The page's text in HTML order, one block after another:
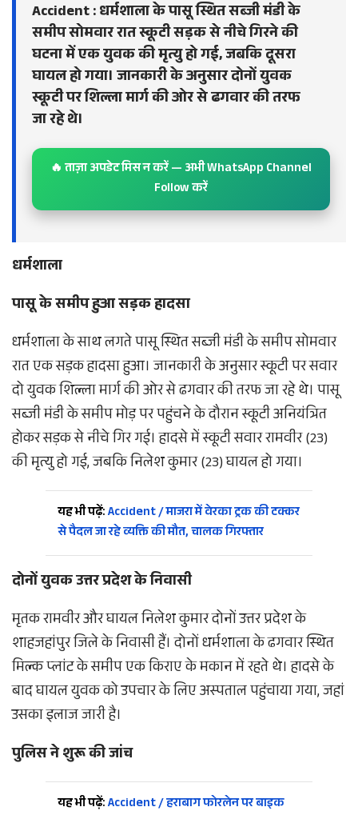
Accident : धर्मशाला के पासू स्थित सब्जी मंडी के
समीप सोमवार रात स्कूटी सड़क से नीचे गिरने की
घटना में एक युवक की मृत्यु हो गई, जबकि दूसरा
घायल हो गया। जानकारी के अनुसार दोनों युवक
स्कूटी पर शिल्ला मार्ग की ओर से ढगवार की तरफ
जा रहे थे।
🔥 ताज़ा अपडेट मिस न करें — अभी WhatsApp Channel
Follow करें
धर्मशाला
पासू के समीप हुआ सड़क हादसा
धर्मशाला के साथ लगते पासू स्थित सब्जी मंडी के समीप सोमवार
रात एक सड़क हादसा हुआ। जानकारी के अनुसार स्कूटी पर सवार
दो युवक शिल्ला मार्ग की ओर से ढगवार की तरफ जा रहे थे। पासू
सब्जी मंडी के समीप मोड़ पर पहुंचने के दौरान स्कूटी अनियंत्रित
होकर सड़क से नीचे गिर गई। हादसे में स्कूटी सवार रामवीर (23)
की मृत्यु हो गई, जबकि निलेश कुमार (23) घायल हो गया।
यह भी पढ़ें:Accident / माजरा में वेरका ट्रक की टक्कर
से पैदल जा रहे व्यक्ति की मौत, चालक गिरफ्तार
दोनों युवक उत्तर प्रदेश के निवासी
मृतक रामवीर और घायल निलेश कुमार दोनों उत्तर प्रदेश के
शाहजहांपुर जिले के निवासी हैं। दोनों धर्मशाला के ढगवार स्थित
मिल्क प्लांट के समीप एक किराए के मकान में रहते थे। हादसे के
बाद घायल युवक को उपचार के लिए अस्पताल पहुंचाया गया, जहां
उसका इलाज जारी है।
पुलिस ने शुरू की जांच
यह भी पढ़ें:Accident / हराबाग फोरलेन पर बाइक